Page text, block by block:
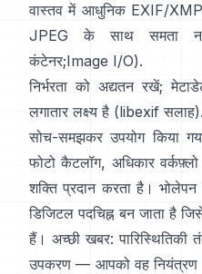
वास्तव में आधुनिक EXIF/XMP
JPEG के साथ समता
कंटेनर;Image I/O).
निर्भरता को अद्यतन रखें;
लगातार लक्ष्य है (libexif सलाह).
सोच-समझकर उपयोग किया
फोटो कैटलॉग, अधिकार
शक्ति प्रदान करता है।
डिजिटल पदचिह्न बन जाता है
हैं। अच्छी खबर:
उपकरण — आपको वह नियंत्रण